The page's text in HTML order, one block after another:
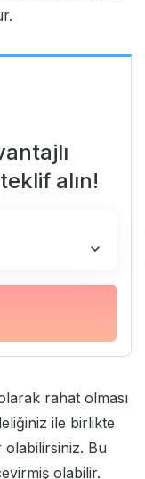
alın!
rahat olması
ile birlikte
olabilirsiniz. Bu
olabilir.